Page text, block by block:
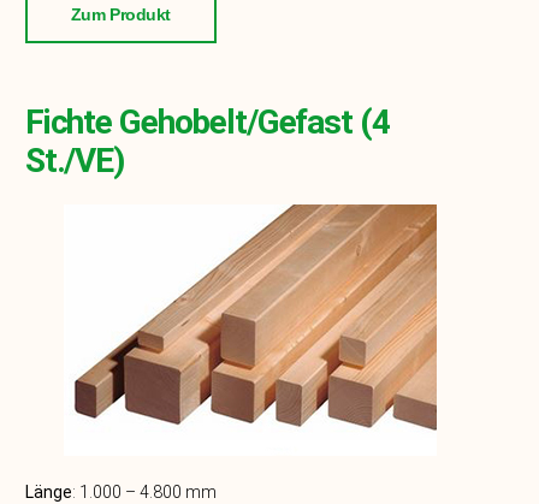
Zum Produkt
Fichte Gehobelt/gefast (4
St./VE)
Länge: 1.000 – 4.800 mm